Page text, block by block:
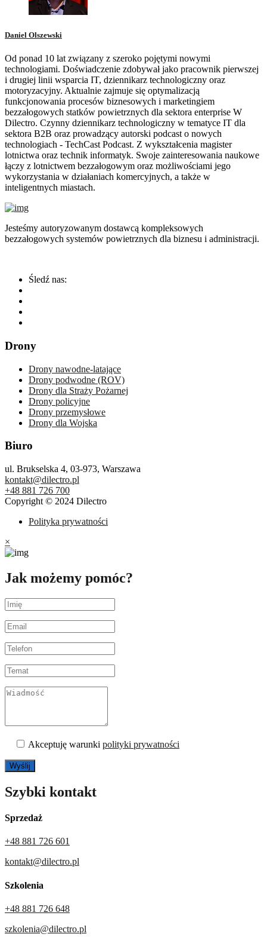
Daniel Olszewski
Od ponad 10 lat związany z szeroko pojętymi nowymi
technologiami. Doświadczenie zdobywał jako pracownik pierwszej
i drugiej linii wsparcia IT, dziennikarz technologiczny oraz
motoryzacyjny. Aktualnie zajmuje się optymalizacją
funkcjonowania procesów biznesowych i marketingiem
bezzałogowych statków powietrznych dla sektora enterprise W
Dilectro. Czynny dziennikarz technologiczny w tematyce IT dla
sektora B2B oraz prowadzący autorski podcast o nowych
technologiach - TechCast Podcast. Z wykształcenia magister
lotnictwa oraz technik informatyk. Swoje zainteresowania naukowe
łączy z lotnictwem bezzałogowym oraz możliwościami jego
wykorzystania w działaniach komercyjnych, a także w
inteligentnych miastach.
Jesteśmy autoryzowanym dostawcą kompleksowych
bezzałogowych systemów powietrznych dla biznesu i administracji.
Śledź nas:
Drony
Drony nawodne-latające
Drony podwodne (ROV)
Drony dla Straży Pożarnej
Drony policyjne
Drony przemysłowe
Drony dla Wojska
Biuro
ul. Brukselska 4, 03-973, Warszawa
kontakt@dilectro.pl
+48 881 726 700
Copyright © 2024 Dilectro
Polityka prywatności
×
Jak możemy pomóc?
Akceptuję warunki polityki prywatności
Szybki kontakt
Sprzedaż
+48 881 726 601
kontakt@dilectro.pl
Szkolenia
+48 881 726 648
szkolenia@dilectro.pl